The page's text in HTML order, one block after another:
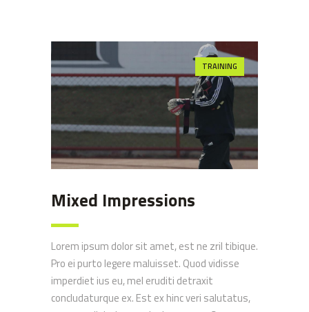
TRAINING
Mixed Impressions
Lorem ipsum dolor sit amet, est ne zril tibique.
Pro ei purto legere maluisset. Quod vidisse
imperdiet ius eu, mel eruditi detraxit
concludaturque ex. Est ex hinc veri salutatus,